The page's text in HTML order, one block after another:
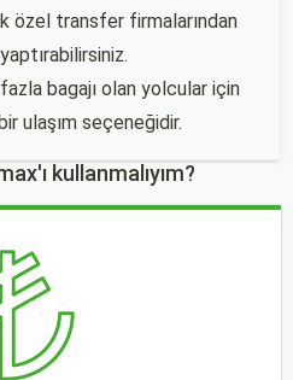
özel transfer firmalarından
bagajı olan yolcular için
ulaşım seçeneğidir.
kullanmalıyım?